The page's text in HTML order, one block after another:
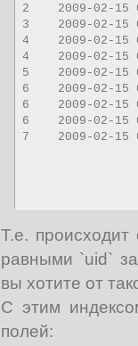
2    2009-02-15
3    2009-02-15
4    2009-02-15
4    2009-02-15
5    2009-02-15
6    2009-02-15
6    2009-02-15
6    2009-02-15
7    2009-02-15
Т.е.
равными `uid`
вы хотите от
С этим
полей: